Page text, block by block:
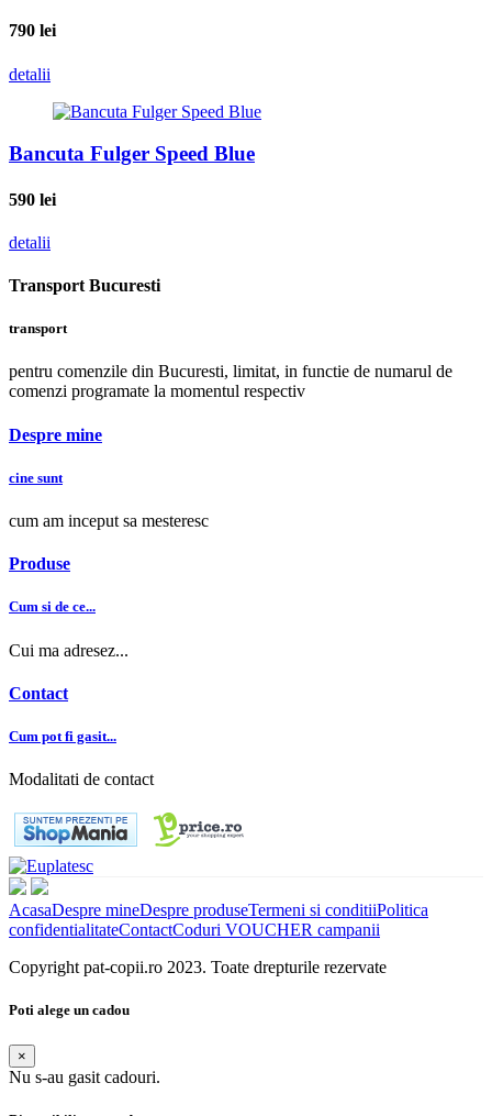
790 lei
detalii
Bancuta Fulger Speed Blue
590 lei
detalii
Transport Bucuresti
transport
pentru comenzile din Bucuresti, limitat, in functie de numarul de
comenzi programate la momentul respectiv
Despre mine
cine sunt
cum am inceput sa mesteresc
Produse
Cum si de ce...
Cui ma adresez...
Contact
Cum pot fi gasit...
Modalitati de contact
AcasaDespre mineDespre produseTermeni si conditiiPolitica
confidentialitateContactCoduri VOUCHER campanii
Copyright pat-copii.ro 2023. Toate drepturile rezervate
Poti alege un cadou
×
Nu s-au gasit cadouri.